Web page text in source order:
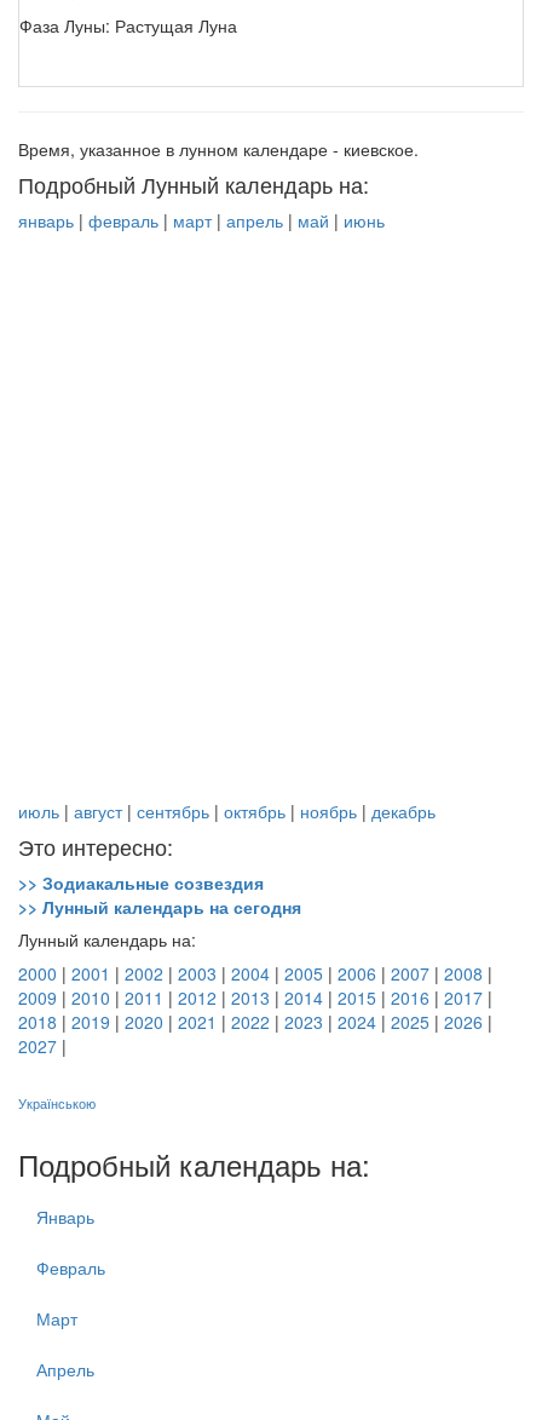
Фаза Луны: Растущая Луна
Время, указанное в лунном календаре - киевское.
Подробный Лунный календарь на:
январь | февраль | март| апрель | май | июнь
июль | август| сентябрь | октябрь | ноябрь | декабрь
Это интересно:
>> Зодиакальные созвездия
>> Лунный календарь на сегодня
Лунный календарь на:
2000 | 2001 | 2002 | 2003 | 2004 | 2005 | 2006 | 2007 | 2008 |
2009 | 2010 | 2011 | 2012 | 2013 | 2014 | 2015 | 2016 | 2017 |
2018 | 2019 | 2020 | 2021 | 2022 | 2023 | 2024 | 2025 | 2026 |
2027 |
Українською
Подробный календарь на:
Январь
Февраль
Март
Апрель